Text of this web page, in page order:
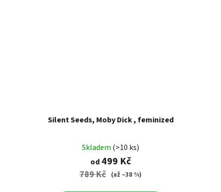
Silent Seeds, Moby Dick , feminized
Skladem (>10 ks)
od499 Kč
789 Kč (až –38 %)